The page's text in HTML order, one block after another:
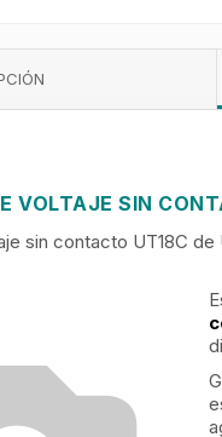
VOLTAJE SIN
sin contacto UT18C